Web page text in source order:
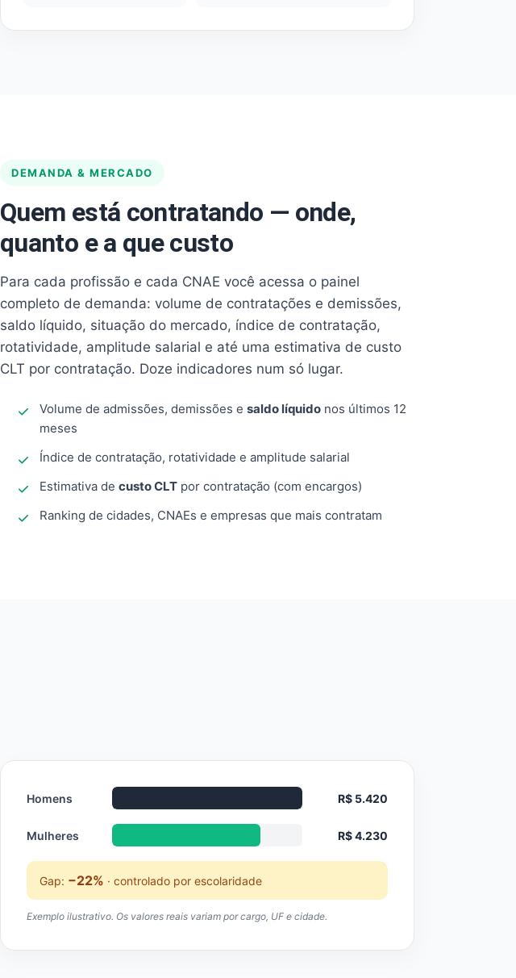
DEMANDA & MERCADO
Quem está contratando — onde,
quanto e a que custo
Para cada profissão e cada CNAE você acessa o painel
completo de demanda: volume de contratações e demissões,
saldo líquido, situação do mercado, índice de contratação,
rotatividade, amplitude salarial e até uma estimativa de custo
CLT por contratação. Doze indicadores num só lugar.
Volume de admissões, demissões e saldo líquido nos últimos 12
meses
Índice de contratação, rotatividade e amplitude salarial
Estimativa de custo CLT por contratação (com encargos)
Ranking de cidades, CNAEs e empresas que mais contratam
Homens R$ 5.420
Mulheres R$ 4.230
Gap: −22% · controlado por escolaridade
Exemplo ilustrativo. Os valores reais variam por cargo, UF e cidade.